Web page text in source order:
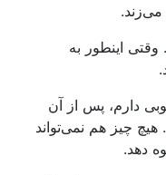
می‌زند.
اینطور به
دارم، پس از آن
چیز هم نمی‌تواند
دهد.